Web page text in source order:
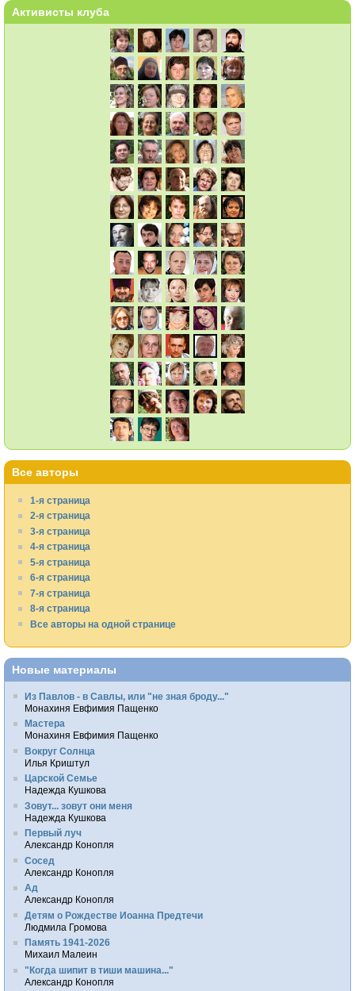
Активисты клуба
Все авторы
1-я страница
2-я страница
3-я страница
4-я страница
5-я страница
6-я страница
7-я страница
8-я страница
Все авторы на одной странице
Новые материалы
Из Павлов - в Савлы, или "не зная броду..."
Монахиня Евфимия Пащенко
Мастера
Монахиня Евфимия Пащенко
Вокруг Солнца
Илья Криштул
Царской Семье
Надежда Кушкова
Зовут... зовут они меня
Надежда Кушкова
Первый луч
Александр Конопля
Сосед
Александр Конопля
Ад
Александр Конопля
Детям о Рождестве Иоанна Предтечи
Людмила Громова
Память 1941-2026
Михаил Малеин
"Когда шипит в тиши машина..."
Александр Конопля